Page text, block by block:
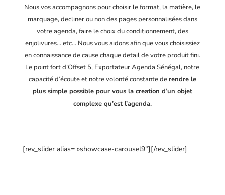
Nous vos accompagnons pour choisir le format, la matière, le
marquage, decliner ou non des pages personnalisées dans
votre agenda, faire le choix du conditionnement, des
enjolivures… etc… Nous vous aidons afin que vous choisissiez
en connaissance de cause chaque detail de votre produit fini.
Le point fort d’Offset 5, Exportateur Agenda Sénégal, notre
capacité d’écoute et notre volonté constante derendre le
plus simple possible pour vous la creation d’un objet
complexe qu’est l’agenda.
[rev_slider alias= »showcase-carousel9″][/rev_slider]